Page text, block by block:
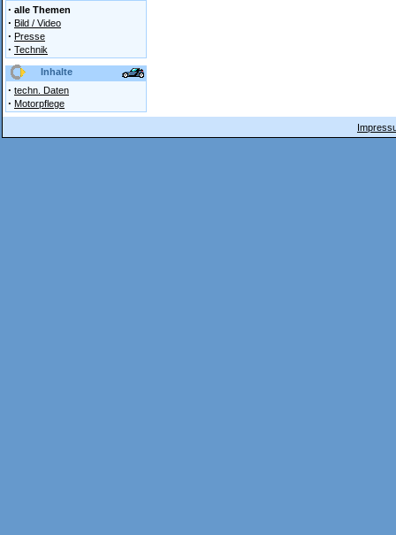
· alle Themen
· Bild / Video
· Presse
· Technik
Inhalte
· techn. Daten
· Motorpflege